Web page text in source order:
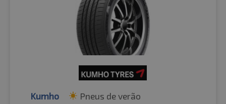
Kumho Pneus de verão